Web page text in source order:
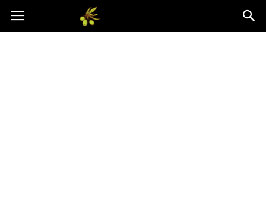
Oliwkowo.pl